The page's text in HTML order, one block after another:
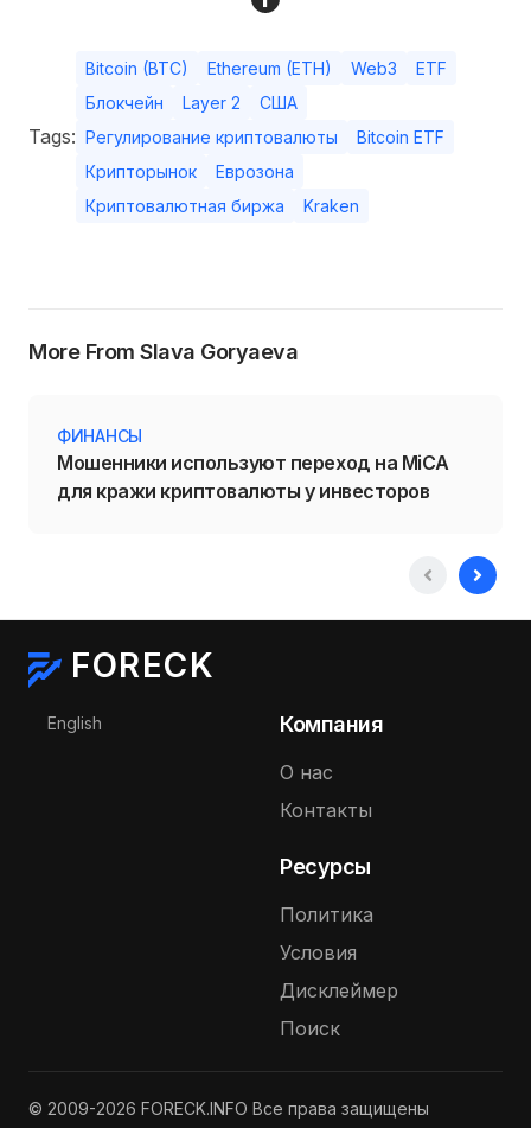
Tags:
Bitcoin (BTC) Ethereum (ETH) Web3
ETF
Блокчейн
Layer 2
США
Регулирование криптовалюты
Bitcoin ETF
Крипторынок
Еврозона
Криптовалютная биржа
Kraken
More From Slava Goryaeva
ФИНАНСЫ
Мошенники используют переход на MiCA
для кражи криптовалюты у инвесторов
FORECK
Выберите язык
English Компания
О нас
Контакты
Ресурсы
Политика
Условия
Дисклеймер
Поиск
© 2009-2026 FORECK.INFO Все права защищены